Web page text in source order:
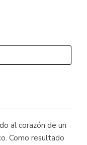
al corazón de un
Como resultado